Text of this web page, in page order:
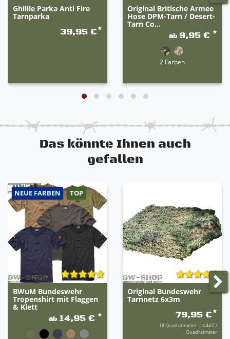
Ghillie Parka Anti Fire
Tarnparka
39,95 €*
Original Britische Armee
Hose DPM-Tarn / Desert-
Tarn Co...
ab 9,95 € *
2 Farben
Das könnte Ihnen auch
gefallen
NEUE FARBEN TOP
BWuM Bundeswehr
Tropenshirt mit Flaggen
& Klett
ab 14,95 € *
Original Bundeswehr
Tarnnetz 6x3m
79,95 €*
18Quadratmeter | 4,44 € /
Quadratmeter